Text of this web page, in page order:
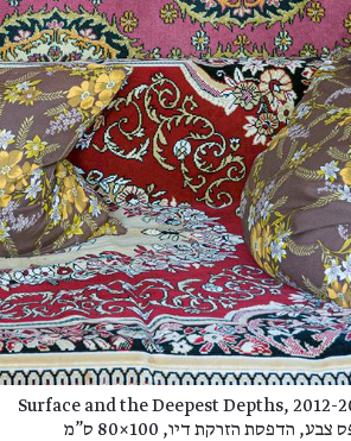
Surface and the Deepest Depths, 2012-
צבע, הדפסת הזרקת דיו, 100×80 ס”מ